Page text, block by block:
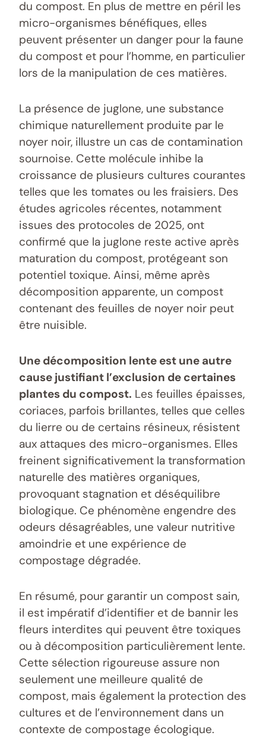
du compost. En plus de mettre en péril les
micro-organismes bénéfiques, elles
peuvent présenter un danger pour la faune
du compost et pour l’homme, en particulier
lors de la manipulation de ces matières.
La présence de juglone, une substance
chimique naturellement produite par le
noyer noir, illustre un cas de contamination
sournoise. Cette molécule inhibe la
croissance de plusieurs cultures courantes
telles que les tomates ou les fraisiers. Des
études agricoles récentes, notamment
issues des protocoles de 2025, ont
confirmé que la juglone reste active après
maturation du compost, protégeant son
potentiel toxique. Ainsi, même après
décomposition apparente, un compost
contenant des feuilles de noyer noir peut
être nuisible.
Une décomposition lente est une autre
cause justifiant l’exclusion de certaines
plantes du compost. Les feuilles épaisses,
coriaces, parfois brillantes, telles que celles
du lierre ou de certains résineux, résistent
aux attaques des micro-organismes. Elles
freinent significativement la transformation
naturelle des matières organiques,
provoquant stagnation et déséquilibre
biologique. Ce phénomène engendre des
odeurs désagréables, une valeur nutritive
amoindrie et une expérience de
compostage dégradée.
En résumé, pour garantir un compost sain,
il est impératif d’identifier et de bannir les
fleurs interdites qui peuvent être toxiques
ou à décomposition particulièrement lente.
Cette sélection rigoureuse assure non
seulement une meilleure qualité de
compost, mais également la protection des
cultures et de l’environnement dans un
contexte de compostage écologique.